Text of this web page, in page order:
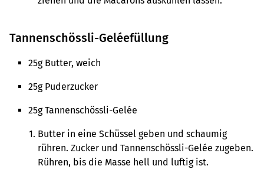
Tannenschössli-Geléefüllung
25g Butter, weich
25g Puderzucker
25g Tannenschössli-Gelée
Butter in eine Schüssel geben und schaumig
rühren. Zucker und Tannenschössli-Gelée zugeben.
Rühren, bis die Masse hell und luftig ist.